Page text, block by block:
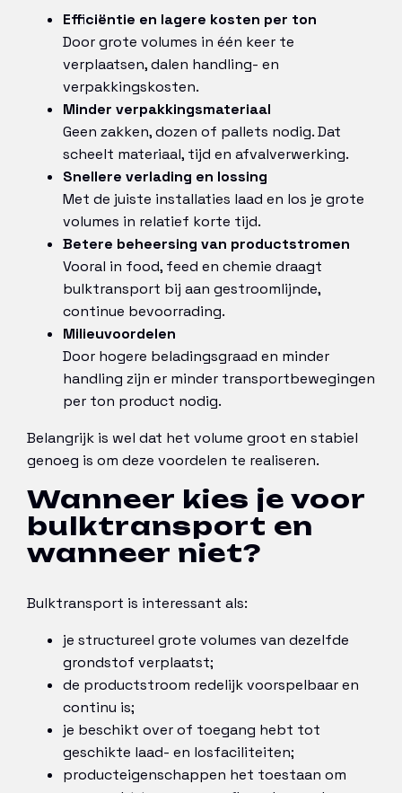
Efficiëntie en lagere kosten per ton
Door grote volumes in één keer te
verplaatsen, dalen handling- en
verpakkingskosten.
Minder verpakkingsmateriaal
Geen zakken, dozen of pallets nodig. Dat
scheelt materiaal, tijd en afvalverwerking.
Snellere verlading en lossing
Met de juiste installaties laad en los je grote
volumes in relatief korte tijd.
Betere beheersing van productstromen
Vooral in food, feed en chemie draagt
bulktransport bij aan gestroomlijnde,
continue bevoorrading.
Milieuvoordelen
Door hogere beladingsgraad en minder
handling zijn er minder transportbewegingen
per ton product nodig.
Belangrijk is wel dat het volume groot en stabiel
genoeg is om deze voordelen te realiseren.
Wanneer kies je voor
bulktransport en
wanneer niet?
Bulktransport is interessant als:
je structureel grote volumes van dezelfde
grondstof verplaatst;
de productstroom redelijk voorspelbaar en
continu is;
je beschikt over of toegang hebt tot
geschikte laad- en losfaciliteiten;
producteigenschappen het toestaan om